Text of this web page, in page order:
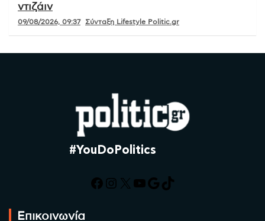
ντιζάιν
09/08/2026, 09:37 Σύνταξη Lifestyle Politic.gr
#YouDoPolitics
Facebook
Instagram
X YouTube
Google
TikTok
Επικοινωνία